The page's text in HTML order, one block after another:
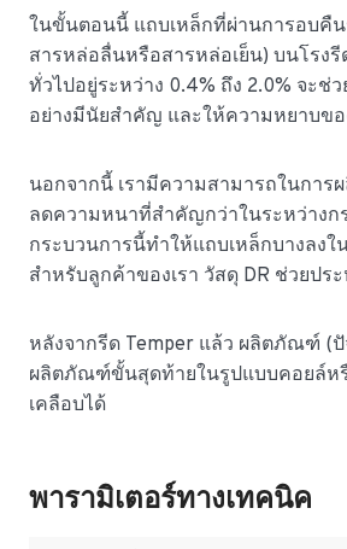
ในขั้นตอนนี้ แถบเหล็กที่ผ่านการอบคืน
สารหล่อลื่นหรือสารหล่อเย็น) บนโรง
ทั่วไปอยู่ระหว่าง 0.4% ถึง 2.0% จะช่
อย่างมีนัยสำคัญ และให้ความหยาบข
นอกจากนี้ เรามีความสามารถในการผ
ลดความหนาที่สำคัญกว่าในระหว่างก
กระบวนการนี้ทำให้แถบเหล็กบางลง
สำหรับลูกค้าของเรา วัสดุ DR ช่วยปร
หลังจากรีด Temper แล้ว ผลิตภัณฑ์ (ปั
ผลิตภัณฑ์ขั้นสุดท้ายในรูปแบบคอยล์ห
เคลือบได้
พารามิเตอร์ทางเทคนิค